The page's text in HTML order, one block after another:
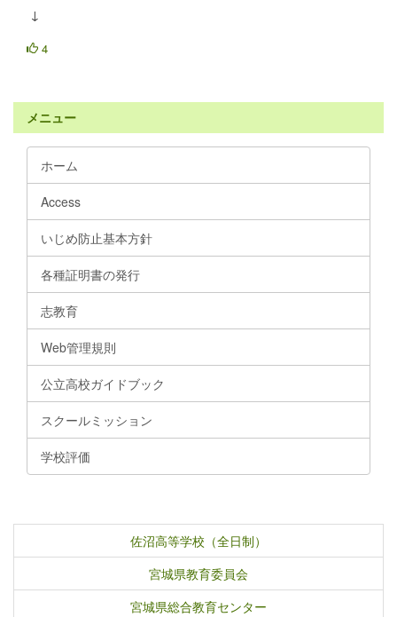
↓
4
メニュー
ホーム
Access
いじめ防止基本方針
各種証明書の発行
志教育
Web管理規則
公立高校ガイドブック
スクールミッション
学校評価
佐沼高等学校（全日制）
宮城県教育委員会
宮城県総合教育センター